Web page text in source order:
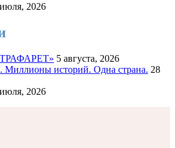
2026
5 августа, 2026
Миллионы историй. Одна страна. 28
2026